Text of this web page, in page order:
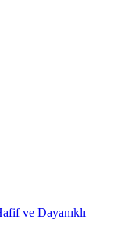
ve Dayanıklı